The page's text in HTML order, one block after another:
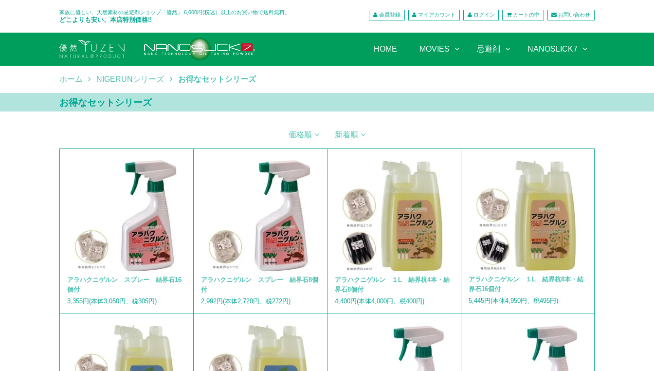
家族に優しい、天然素材の忌避剤ショップ「優然」 6,000円(税込）以上のお買い物で送料無料。
どこよりも安い、本店特別価格!!
会員登録 マイアカウント ログイン カートの中 お問い合わせ
HOME MOVIES 忌避剤 NANOSLICK7
ホーム NIGERUNシリーズ お得なセットシリーズ
お得なセットシリーズ
価格順 新着順
アラハクニゲルン スプレー 結界石16
個付
3,355円(本体3,050円、税305円)
アラハクニゲルン スプレー 結界石8個
付
2,992円(本体2,720円、税272円)
アラハクニゲルン １L 結界杭4本・結
界石8個付
4,400円(本体4,000円、税400円)
アラハクニゲルン １L 結界杭8本・結
界石16個付
5,445円(本体4,950円、税495円)